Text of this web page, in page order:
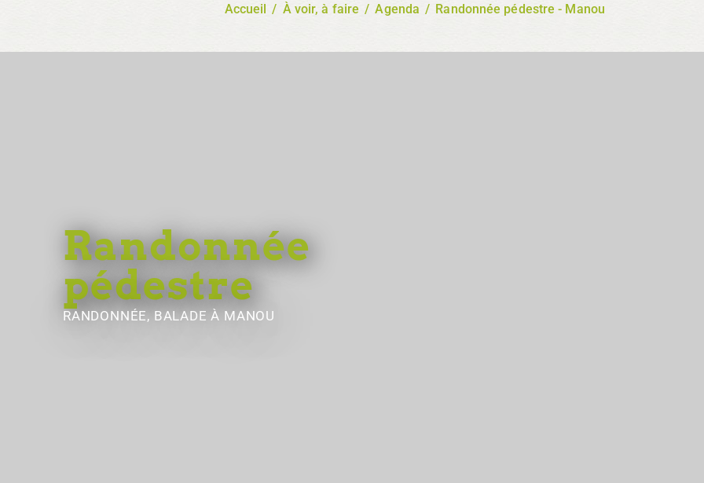
Accueil / À voir, à faire / Agenda / Randonnée pédestre - Manou
Randonnée
pédestre
RANDONNÉE, BALADEÀ MANOU